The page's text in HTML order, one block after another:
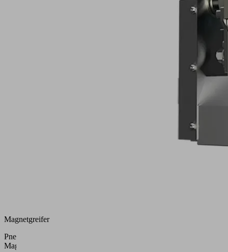
Magnetgreifer
Pneumatischer
Magnetgreifer